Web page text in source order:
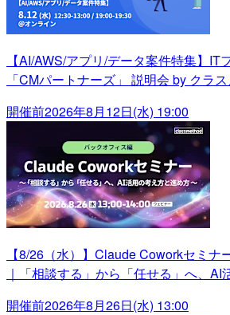
【AI/AWS/アプリ/データ案件特集】IT
「CMパートナーズ」 説明会 by クラ
開催前2026年8月12日(水) 19:00
【8/26（水）】Claude Coworkセミナ
｜「相談する」から「任せる」へ、
開催前2026年8月26日(水) 13:00